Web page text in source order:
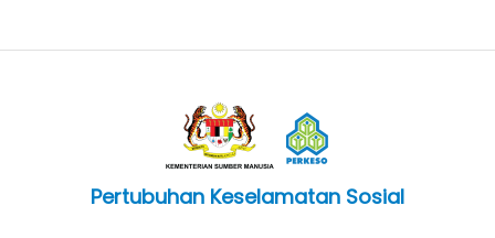
Pertubuhan Keselamatan Sosial